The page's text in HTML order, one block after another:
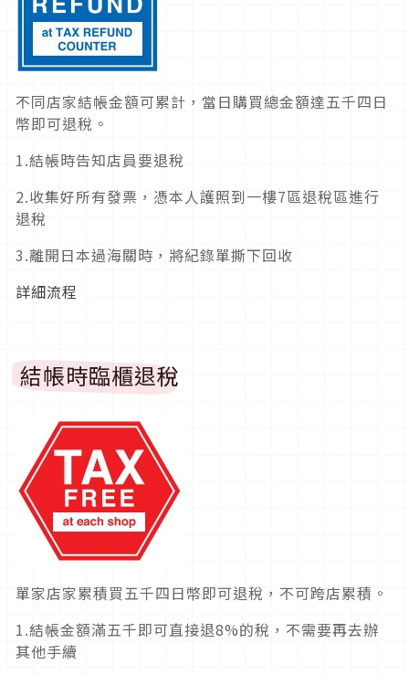
不同店家結帳金額可累計，當日購買總金額達五千四日
幣即可退稅。
1.結帳時告知店員要退稅
2.收集好所有發票，憑本人護照到一樓7區退稅區進行
退稅
3.離開日本過海關時，將紀錄單撕下回收
詳細流程
結帳時臨櫃退稅
單家店家累積買五千四日幣即可退稅，不可跨店累積。
1.結帳金額滿五千即可直接退8%的稅 ，不需要再去辦
其他手續